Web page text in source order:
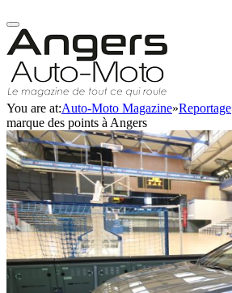
You are at:Auto-Moto Magazine»Reportage
marque des points à Angers